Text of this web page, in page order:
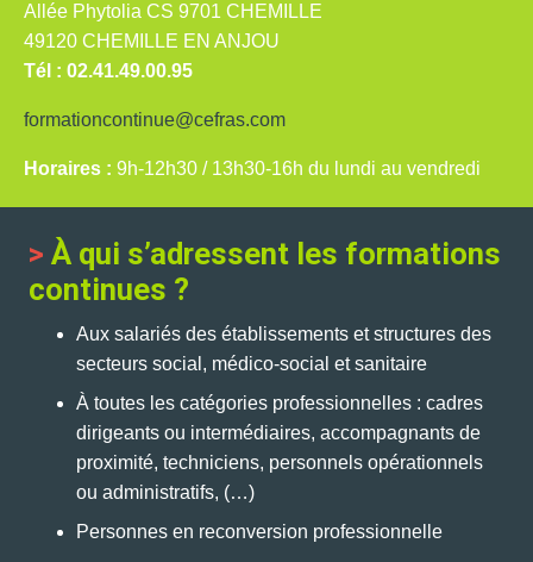
Allée Phytolia CS 9701 CHEMILLE
49120 CHEMILLE EN ANJOU
Tél : 02.41.49.00.95
formationcontinue@cefras.com
Horaires : 9h-12h30 / 13h30-16h du lundi au vendredi
> À qui s’adressent les formations
continues ?
Aux salariés des établissements et structures des
secteurs social, médico-social et sanitaire
À toutes les catégories professionnelles : cadres
dirigeants ou intermédiaires, accompagnants de
proximité, techniciens, personnels opérationnels
ou administratifs, (…)
Personnes en reconversion professionnelle